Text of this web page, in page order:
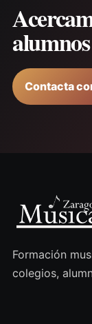
Contacta
Formación
colegios,